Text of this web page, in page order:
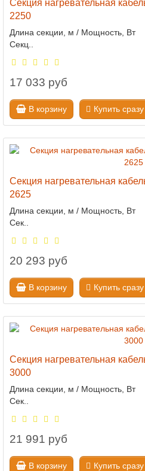
Секция нагревательная
2250
Длина секции, м / Мощность,
Секц..
17 033 руб
В корзину Купить сразу
Секция нагревательная
2625
Длина секции, м / Мощность,
Сек..
20 293 руб
В корзину Купить сразу
Секция нагревательная
3000
Длина секции, м / Мощность,
Сек..
21 991 руб
В корзину Купить сразу